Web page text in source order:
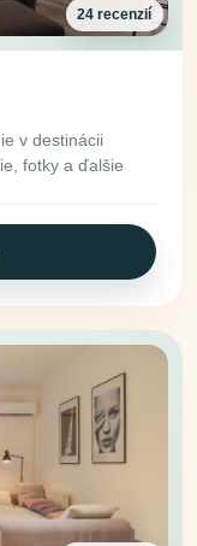
24 recenzií
v destinácii
fotky a ďalšie